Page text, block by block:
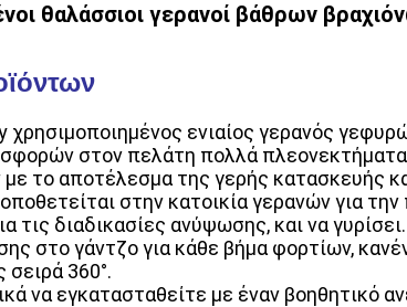
θαλάσσιοι γερανοί βάθρων
ενιαίος γερανός
στον πελάτη πολλά
το αποτέλεσμα της γερής κατασκευής
στην κατοικία γερανών για
τις διαδικασίες ανύψωσης, και να γυρίσει.
στο γάντζο για κάθε βήμα φορτίων,
σειρά 360°.
να εγκατασταθείτε με έναν βοηθητικό